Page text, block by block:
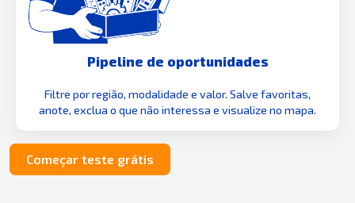
Pipeline de oportunidades
Filtre por região, modalidade e valor. Salve favoritas,
anote, exclua o que não interessa e visualize no mapa.
Começar teste grátis